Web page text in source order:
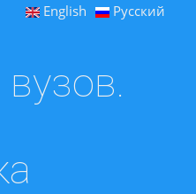
English Русский